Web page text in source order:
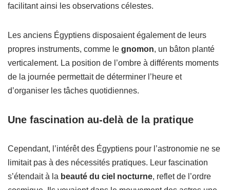
facilitant ainsi les observations célestes.
Les anciens Égyptiens disposaient également de leurs
propres instruments, comme le gnomon, un bâton planté
verticalement. La position de l’ombre à différents moments
de la journée permettait de déterminer l’heure et
d’organiser les tâches quotidiennes.
Une fascination au-delà de la pratique
Cependant, l’intérêt des Égyptiens pour l’astronomie ne se
limitait pas à des nécessités pratiques. Leur fascination
s’étendait à la beauté du ciel nocturne, reflet de l’ordre